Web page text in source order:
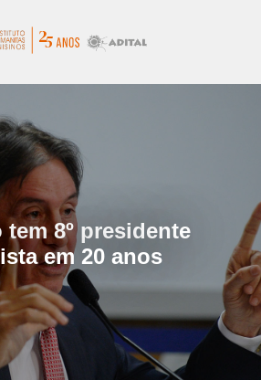
tem 8º presidente
em 20 anos